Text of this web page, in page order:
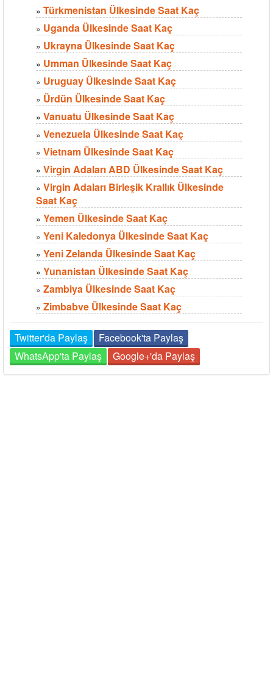
» Türkmenistan Ülkesinde Saat Kaç
» Uganda Ülkesinde Saat Kaç
» Ukrayna Ülkesinde Saat Kaç
» Umman Ülkesinde Saat Kaç
» Uruguay Ülkesinde Saat Kaç
» Ürdün Ülkesinde Saat Kaç
» Vanuatu Ülkesinde Saat Kaç
» Venezuela Ülkesinde Saat Kaç
» Vietnam Ülkesinde Saat Kaç
» Virgin Adaları ABD Ülkesinde Saat Kaç
» Virgin Adaları Birleşik Krallık Ülkesinde
Saat Kaç
» Yemen Ülkesinde Saat Kaç
» Yeni Kaledonya Ülkesinde Saat Kaç
» Yeni Zelanda Ülkesinde Saat Kaç
» Yunanistan Ülkesinde Saat Kaç
» Zambiya Ülkesinde Saat Kaç
» Zimbabve Ülkesinde Saat Kaç
Twitter'da Paylaş
Facebook'ta Paylaş
WhatsApp'ta Paylaş
Google+'da Paylaş